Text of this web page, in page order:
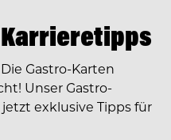
Gastro-Karten
Unser Gastro-
exklusive Tipps für